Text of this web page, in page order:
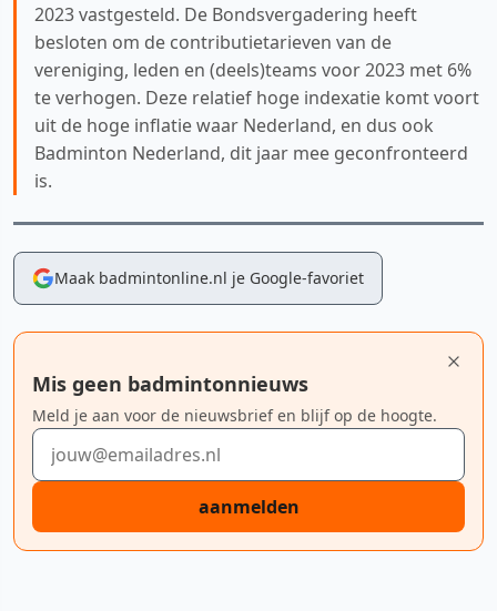
2023 vastgesteld. De Bondsvergadering heeft
besloten om de contributietarieven van de
vereniging, leden en (deels)teams voor 2023 met 6%
te verhogen. Deze relatief hoge indexatie komt voort
uit de hoge inflatie waar Nederland, en dus ook
Badminton Nederland, dit jaar mee geconfronteerd
is.
Maak badmintonline.nl je Google-favoriet
Mis geen badmintonnieuws
Meld je aan voor de nieuwsbrief en blijf op de hoogte.
E-mailadres
aanmelden